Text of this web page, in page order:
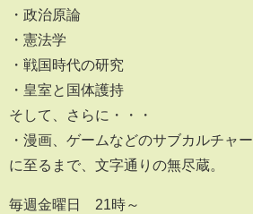
・政治原論
・憲法学
・戦国時代の研究
・皇室と国体護持
そして、さらに・・・
・漫画、ゲームなどのサブカルチャー
に至るまで、文字通りの無尽蔵。
毎週金曜日 21時～